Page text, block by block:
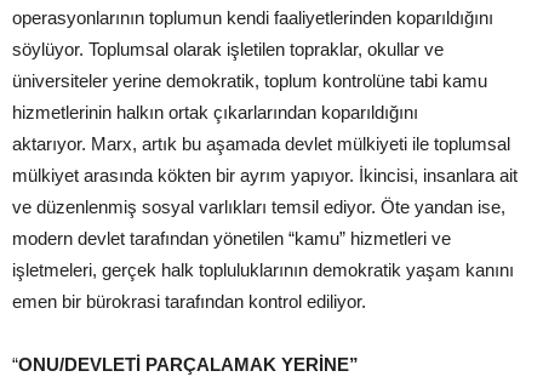
operasyonlarının toplumun kendi faaliyetlerinden koparıldığını
söylüyor. Toplumsal olarak işletilen topraklar, okullar ve
üniversiteler yerine demokratik, toplum kontrolüne tabi kamu
hizmetlerinin halkın ortak çıkarlarından koparıldığını
aktarıyor. Marx, artık bu aşamada devlet mülkiyeti ile toplumsal
mülkiyet arasında kökten bir ayrım yapıyor. İkincisi, insanlara ait
ve düzenlenmiş sosyal varlıkları temsil ediyor. Öte yandan ise,
modern devlet tarafından yönetilen “kamu” hizmetleri ve
işletmeleri, gerçek halk topluluklarının demokratik yaşam kanını
emen bir bürokrasi tarafından kontrol ediliyor.
“ONU/DEVLETİ PARÇALAMAK YERİNE”